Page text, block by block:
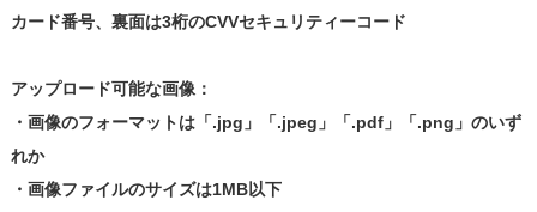
カード番号、裏面は3桁のCVVセキュリティーコード
アップロード可能な画像：
・画像のフォーマットは「.jpg」「.jpeg」「.pdf」「.png」のいず
れか
・画像ファイルのサイズは1MB以下